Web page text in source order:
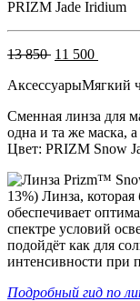
PRIZM Jade Iridium
13 850
составляла
850 .
11 500
11
АксессуарыМягкий
Сменная линза для
одна и та же маска, а
Цвет: PRIZM Snow
13%) Линза,
обеспечивает
спектре условий
подойдёт как для
интенсивности при
Подробный гид по